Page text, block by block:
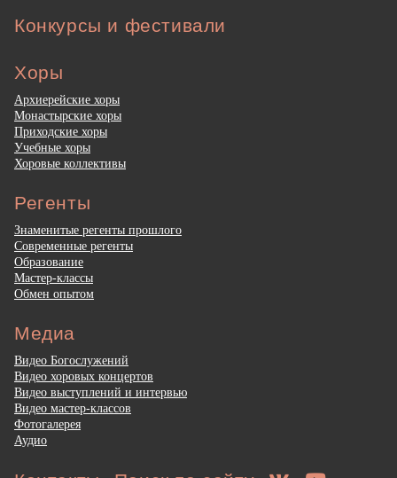
Конкурсы и фестивали
Хоры
Архиерейские хоры
Монастырские хоры
Приходские хоры
Учебные хоры
Хоровые коллективы
Регенты
Знаменитые регенты прошлого
Современные регенты
Образование
Мастер-классы
Обмен опытом
Медиа
Видео Богослужений
Видео хоровых концертов
Видео выступлений и интервью
Видео мастер-классов
Фотогалерея
Аудио